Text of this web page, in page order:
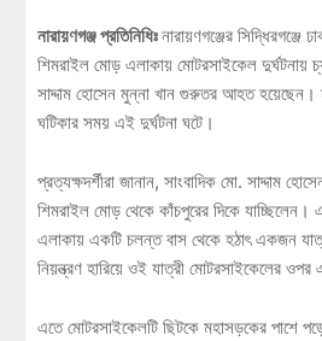
নারায়ণগঞ্জ প্রতিনিধিঃনারায়ণগঞ্জের সিদ্ধিরগঞ্জে
শিমরাইল মোড় এলাকায় মোটরসাইকেল দুর্ঘটনায়
সাদ্দাম হোসেন মুন্না খান গুরুতর আহত হয়েছেন।
ঘটিকার সময় এই দুর্ঘটনা ঘটে।
প্রত্যক্ষদর্শীরা জানান, সাংবাদিক মো. সাদ্দাম
শিমরাইল মোড় থেকে কাঁচপুরের দিকে যাচ্ছিলেন।
এলাকায় একটি চলন্ত বাস থেকে হঠাৎ একজন
নিয়ন্ত্রণ হারিয়ে ওই যাত্রী মোটরসাইকেলের ওপর
এতে মোটরসাইকেলটি ছিটকে মহাসড়কের পাশে